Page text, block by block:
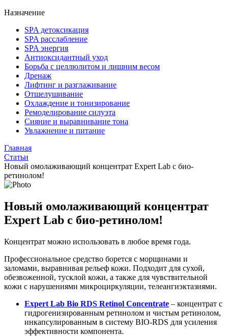
Назначение
SPA детоксикация
SPA расслабление
SPA энергия
Антиоксидантный уход
Борьба с целлюлитом и лишним весом
Дренаж
Лифтинг и разглаживание
Отшелушивание
Охлаждение и тонизирование
Ремоделирование силуэта
Сияние и выравнивание тона
Увлажнение и питание
Главная
Статьи
Новый омолаживающий концентрат Expert Lab с био-
ретинолом!
Новый омолаживающий концентрат
Expert Lab с био-ретинолом!
Концентрат можно использовать в любое время года.
Профессиональное средство борется с морщинами и
заломами, выравнивая рельеф кожи. Подходит для сухой,
обезвоженной, тусклой кожи, а также для чувствительной
кожи с нарушениями микроциркуляции, телеангиэктазиями.
Expert Lab Bio RDS Retinol Concentrate – концентрат с
гидрогенизированным ретинолом и чистым ретинолом,
инкапсулированным в систему BIO-RDS для усиления
эффективности компонента.